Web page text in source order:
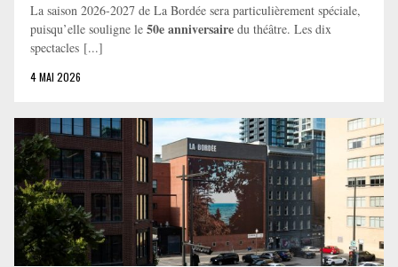
La saison 2026-2027 de La Bordée sera particulièrement spéciale,
puisqu’elle souligne le 50e anniversaire du théâtre. Les dix
spectacles [...]
4 MAI 2026